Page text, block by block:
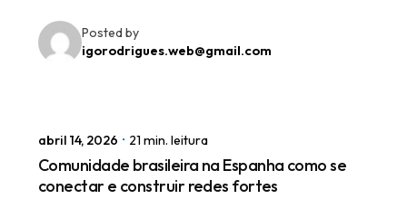
Posted by
igorodrigues.web@gmail.com
abril 14, 2026 21 min. leitura
Comunidade brasileira na Espanha como se
conectar e construir redes fortes